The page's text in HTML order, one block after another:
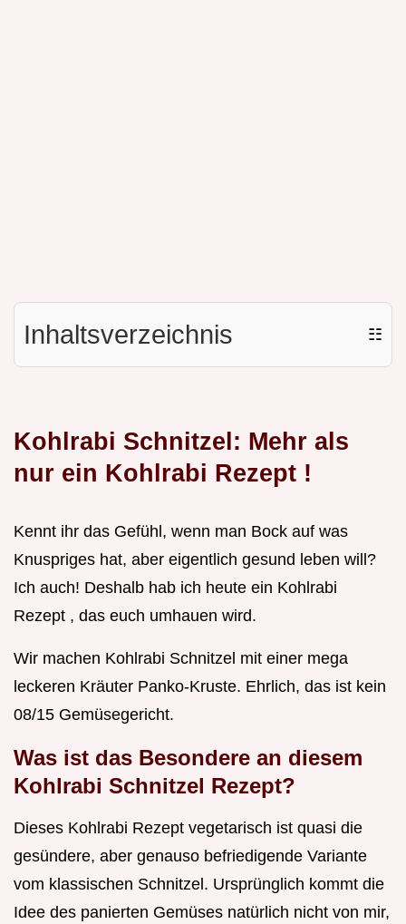
Inhaltsverzeichnis ☷
Kohlrabi Schnitzel: Mehr als
nur ein Kohlrabi Rezept !
Kennt ihr das Gefühl, wenn man Bock auf was
Knuspriges hat, aber eigentlich gesund leben will?
Ich auch! Deshalb hab ich heute ein Kohlrabi
Rezept , das euch umhauen wird.
Wir machen Kohlrabi Schnitzel mit einer mega
leckeren Kräuter Panko-Kruste. Ehrlich, das ist kein
08/15 Gemüsegericht.
Was ist das Besondere an diesem
Kohlrabi Schnitzel Rezept?
Dieses Kohlrabi Rezept vegetarisch ist quasi die
gesündere, aber genauso befriedigende Variante
vom klassischen Schnitzel. Ursprünglich kommt die
Idee des panierten Gemüses natürlich nicht von mir,